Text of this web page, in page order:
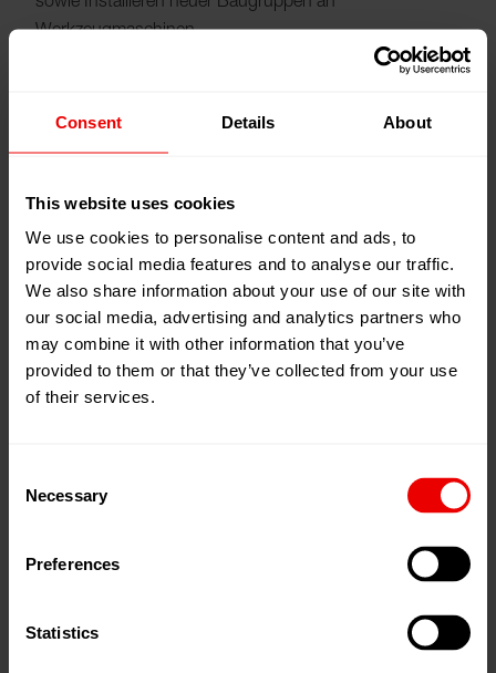
Consent Details About
This website uses cookies
We use cookies to personalise content and ads, to
provide social media features and to analyse our traffic.
We also share information about your use of our site with
our social media, advertising and analytics partners who
may combine it with other information that you’ve
provided to them or that they’ve collected from your use
of their services.
Selection
Necessary
Preferences
Statistics
Werkzeugmaschinen
Industriemeister
Dauer der Ausbildung
3,5 Jahre ggf. Verkürzung
Voraussetzungen
technisches Verständnis
interessiert und neugierig